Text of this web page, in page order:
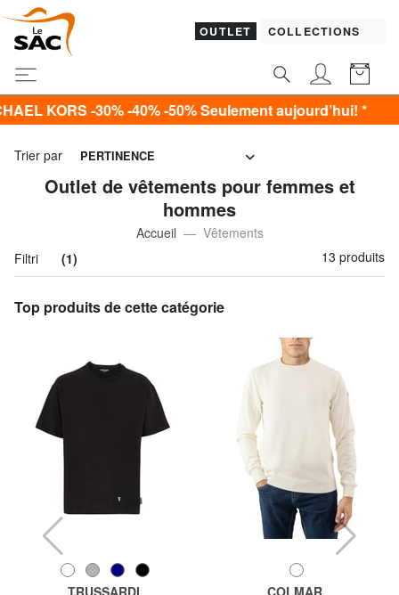
OUTLET COLLECTIONS
-30% -40% -50% Seulement aujourd’hui! *
Trier par PERTINENCE
Outlet de vêtements pour femmes et
hommes
Accueil
Vêtements
Filtri
(1) 13 produits
Top produits de cette catégorie
TRUSSARDI
COLMAR